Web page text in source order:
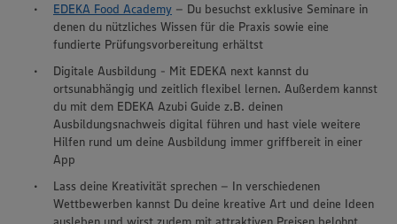
Wir setzen Cookies und andere Technologien ein, um Ihnen
ein bestmögliches Nutzungserlebnis unserer Website zu
EDEKA Food Academy – Du besuchst exklusive Seminare in
denen du nützliches Wissen für die Praxis sowie eine
fundierte Prüfungsvorbereitung erhältst
Digitale Ausbildung - Mit EDEKA next kannst du
ortsunabhängig und zeitlich flexibel lernen. Außerdem kannst
du mit dem EDEKA Azubi Guide z.B. deinen
Ausbildungsnachweis digital führen und hast viele weitere
Hilfen rund um deine Ausbildung immer griffbereit in einer
App
Lass deine Kreativität sprechen – In verschiedenen
Wettbewerben kannst Du deine kreative Art und deine Ideen